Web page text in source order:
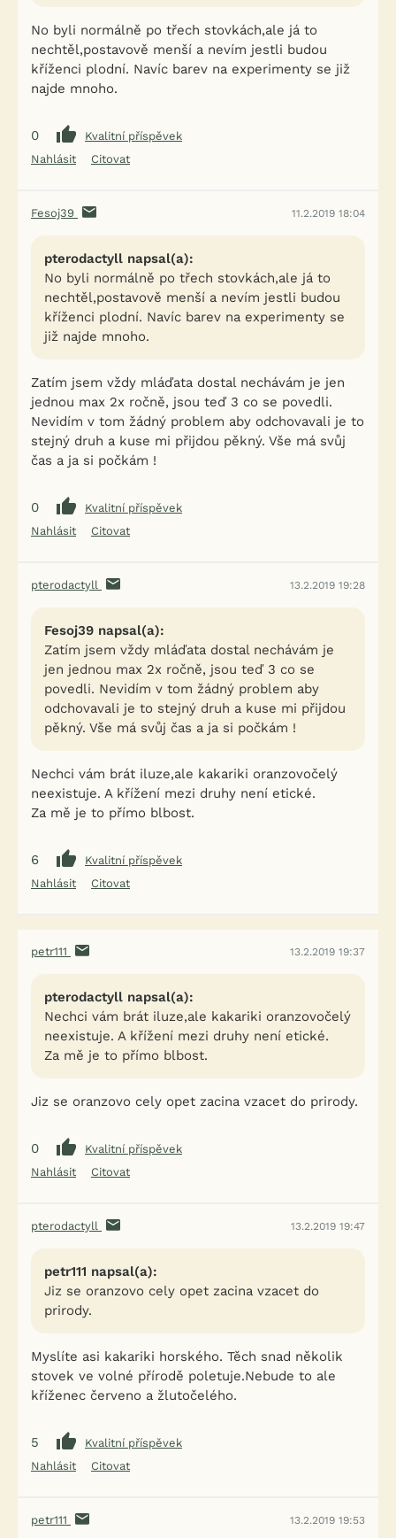
No byli normálně po třech stovkách,ale já to
nechtěl,postavově menší a nevím jestli budou
kříženci plodní. Navíc barev na experimenty se již
najde mnoho.
0
Kvalitní příspěvek
Nahlásit
Citovat
Fesoj39 11.2.2019 18:04
pterodactyll napsal(a):
No byli normálně po třech stovkách,ale já to
nechtěl,postavově menší a nevím jestli budou
kříženci plodní. Navíc barev na experimenty se
již najde mnoho.
Zatím jsem vždy mláďata dostal nechávám je jen
jednou max 2x ročně, jsou teď 3 co se povedli.
Nevidím v tom žádný problem aby odchovavali je to
stejný druh a kuse mi přijdou pěkný. Vše má svůj
čas a ja si počkám !
0
Kvalitní příspěvek
Nahlásit
Citovat
pterodactyll 13.2.2019 19:28
Fesoj39 napsal(a):
Zatím jsem vždy mláďata dostal nechávám je
jen jednou max 2x ročně, jsou teď 3 co se
povedli. Nevidím v tom žádný problem aby
odchovavali je to stejný druh a kuse mi přijdou
pěkný. Vše má svůj čas a ja si počkám !
Nechci vám brát iluze,ale kakariki oranzovočelý
neexistuje. A křížení mezi druhy není etické.
Za mě je to přímo blbost.
6
Kvalitní příspěvek
Nahlásit
Citovat
petr111 13.2.2019 19:37
pterodactyll napsal(a):
Nechci vám brát iluze,ale kakariki oranzovočelý
neexistuje. A křížení mezi druhy není etické.
Za mě je to přímo blbost.
Jiz se oranzovo cely opet zacina vzacet do prirody.
0
Kvalitní příspěvek
Nahlásit
Citovat
pterodactyll 13.2.2019 19:47
petr111 napsal(a):
Jiz se oranzovo cely opet zacina vzacet do
prirody.
Myslíte asi kakariki horského. Těch snad několik
stovek ve volné přírodě poletuje.Nebude to ale
kříženec červeno a žlutočelého.
5
Kvalitní příspěvek
Nahlásit
Citovat
petr111 13.2.2019 19:53